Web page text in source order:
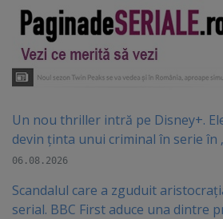
Un nou thriller intră pe Disney+.
devin ținta unui criminal în serie în
06.08.2026
Scandalul care a zguduit
serial. BBC First aduce una dintre